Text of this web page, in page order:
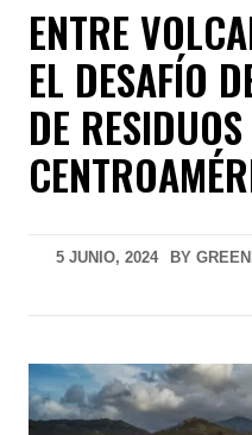
ENTRE
EL DESAFÍO
DE
5 JUNIO, 2024 BY